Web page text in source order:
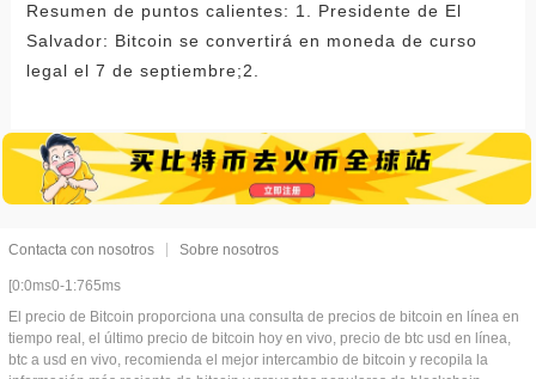
Resumen de puntos calientes: 1. Presidente de El
Salvador: Bitcoin se convertirá en moneda de curso
legal el 7 de septiembre;2.
Contacta con nosotros Sobre nosotros
[0:0ms0-1:765ms
El precio de Bitcoin proporciona una consulta de precios de bitcoin en línea en
tiempo real, el último precio de bitcoin hoy en vivo, precio de btc usd en línea,
btc a usd en vivo, recomienda el mejor intercambio de bitcoin y recopila la